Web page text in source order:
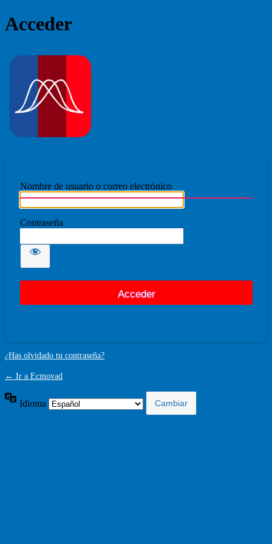
Acceder
Nombre de usuario o correo electrónico
Contraseña
¿Has olvidado tu contraseña?
← Ir a Ecmovad
Idioma